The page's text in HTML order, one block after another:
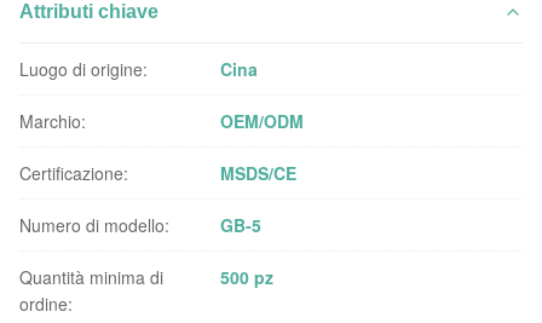
Attributi chiave
Luogo di origine: Cina
Marchio: OEM/ODM
Certificazione: MSDS/CE
Numero di modello: GB-5
Quantità minima di
ordine:
500 pz